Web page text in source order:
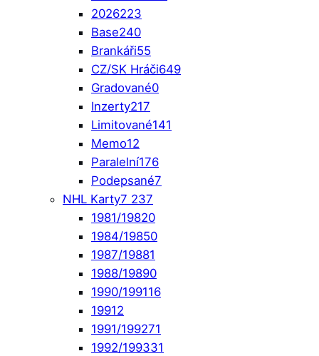
2026223
Base240
Brankáři55
CZ/SK Hráči649
Gradované0
Inzerty217
Limitované141
Memo12
Paralelní176
Podepsané7
NHL Karty7 237
1981/19820
1984/19850
1987/19881
1988/19890
1990/199116
19912
1991/199271
1992/199331